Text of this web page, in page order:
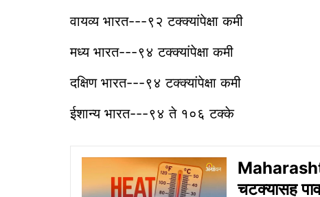
वायव्य भारत---९२ टक्क्यांपेक्षा कमी
मध्य भारत---९४ टक्क्यांपेक्षा कमी
दक्षिण भारत---९४ टक्क्यांपेक्षा कमी
ईशान्य भारत---९४ ते १०६ टक्के
चटक्यासह